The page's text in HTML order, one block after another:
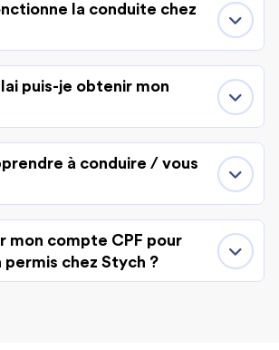
la conduite chez
puis-je obtenir mon
à conduire / vous
mon compte CPF pour
permis chez Stych ?